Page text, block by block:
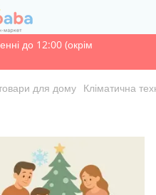
до 12:00 (окрім
для дому Кліматична